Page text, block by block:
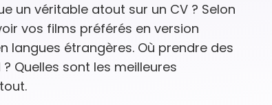
un véritable atout sur un CV ? Selon
vos films préférés en version
langues étrangères. Où prendre des
Quelles sont les meilleures